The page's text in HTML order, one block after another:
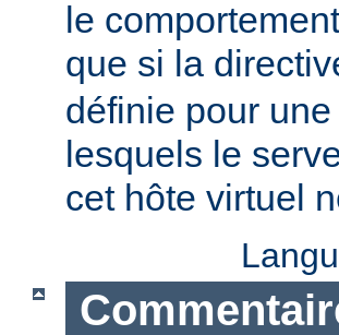
le
que si la
définie pour
lesquels le
cet hôte virtuel